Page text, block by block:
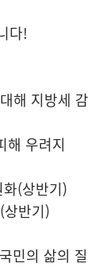
다!
해 지방세 감
해 우려지
(상반기)
반기)
민의 삶의 질